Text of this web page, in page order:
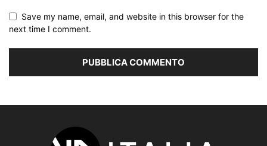
Save my name, email, and website in this browser for the
next time I comment.